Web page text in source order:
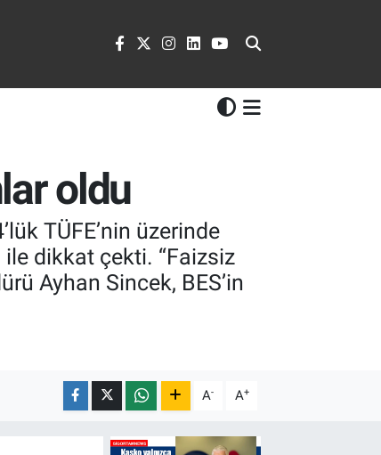
oldu
TÜFE’nin üzerinde
ile dikkat çekti. “Faizsiz
Ayhan Sincek, BES’in
A- A+